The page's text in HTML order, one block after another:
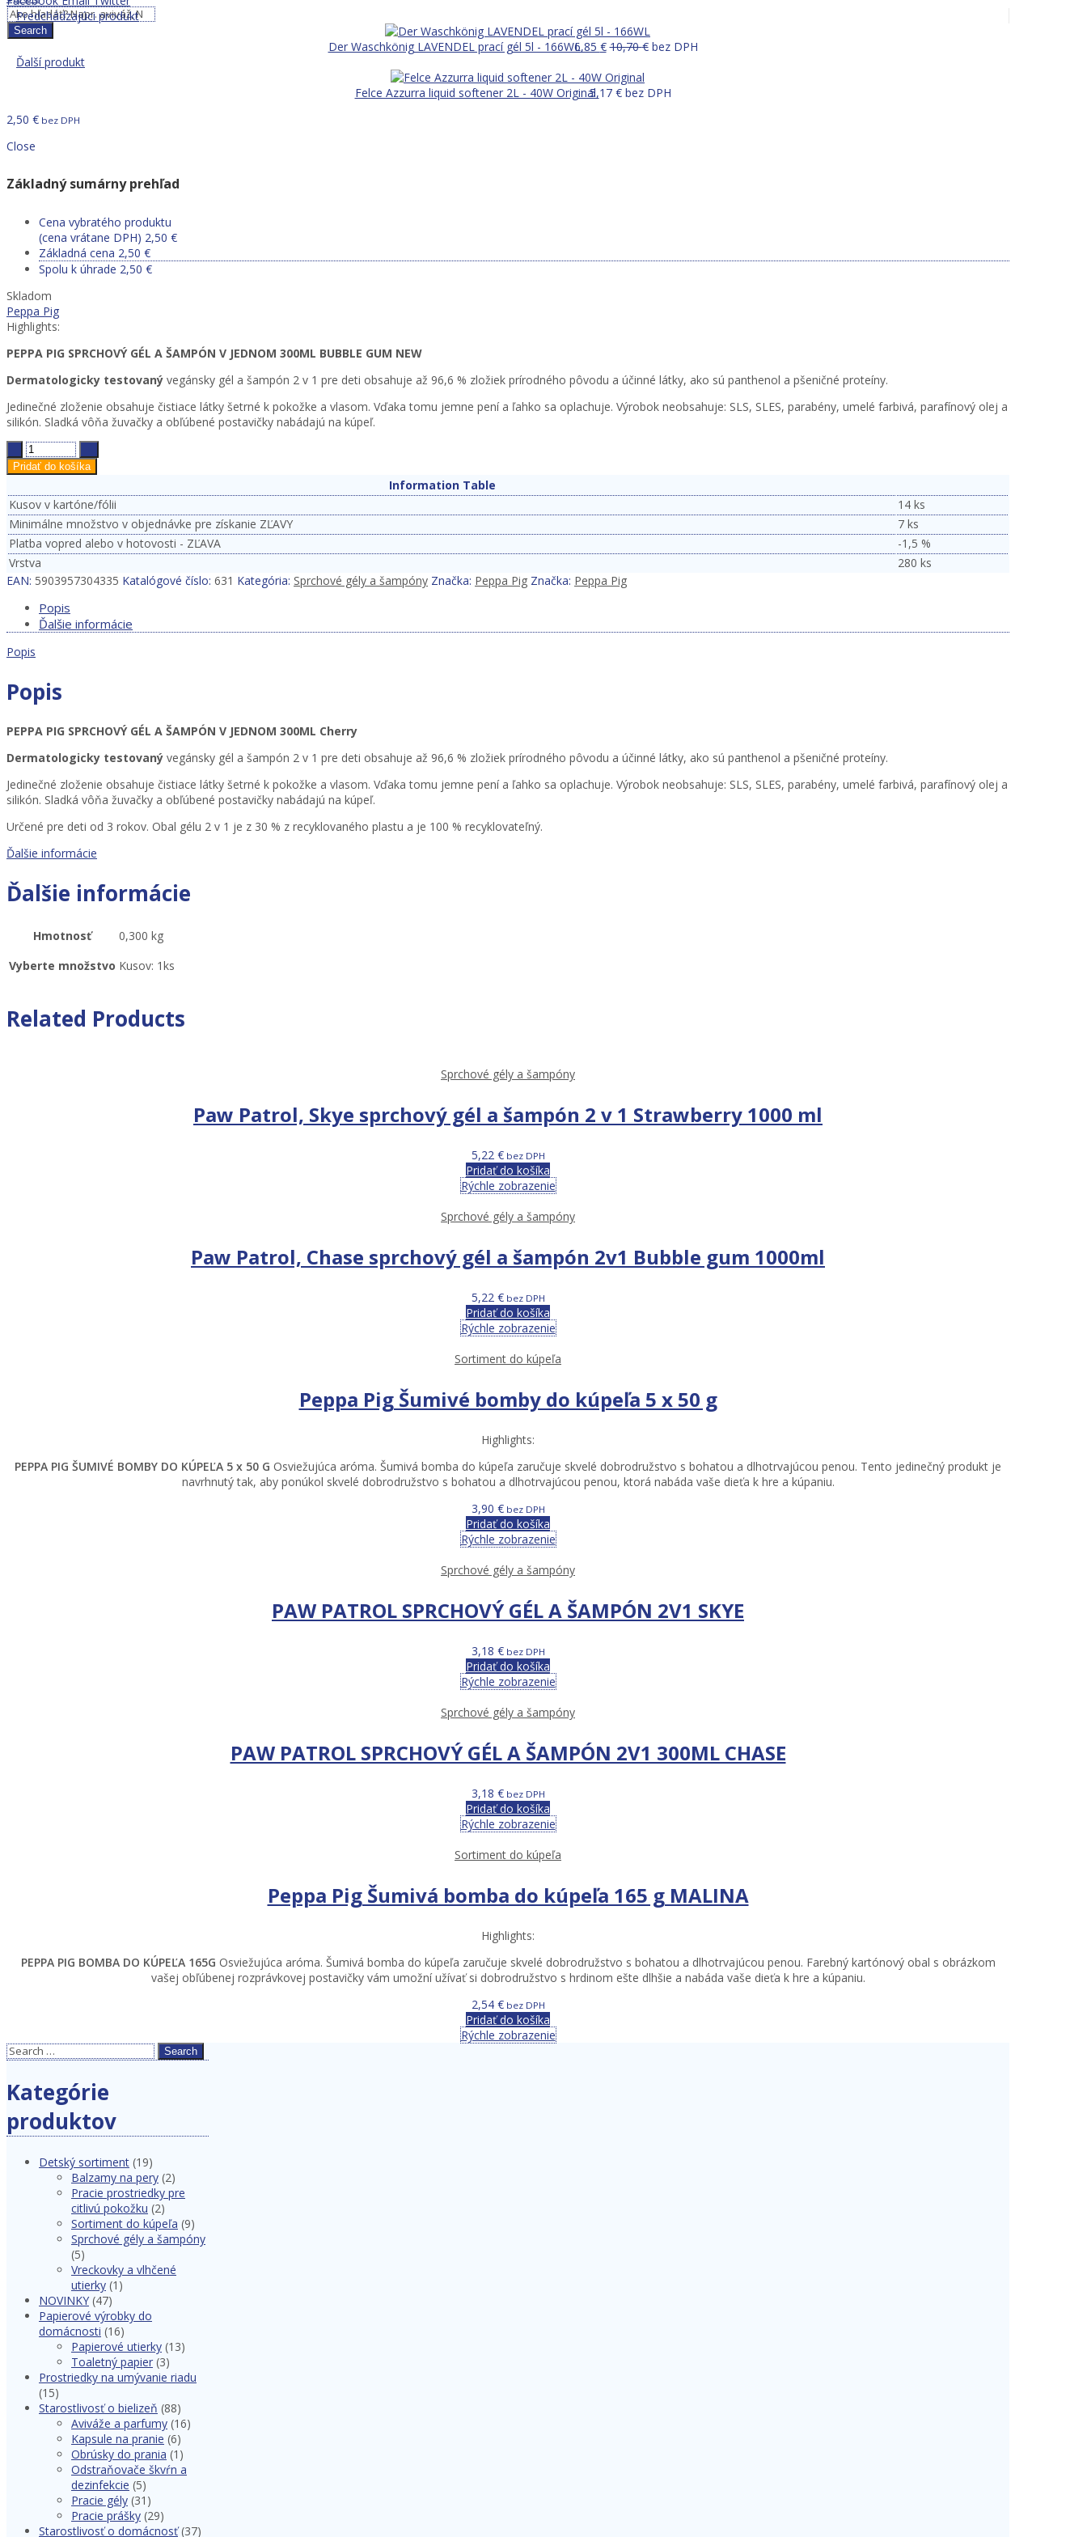
Search
Predchádzajúci produkt
Der Waschkönig LAVENDEL prací gél 5l - 166WL6,85 € 10,70€bez DPH
Ďalší produkt
Felce Azzurra liquid softener 2L - 40W Original5,17 €bez DPH
2,50 € bez DPH
Close
Základný sumárny prehľad
Cena vybratého produktu
(cena vrátane DPH) 2,50 €
Základná cena 2,50 €
Spolu k úhrade 2,50 €
Skladom
Peppa Pig
Highlights:
PEPPA PIG SPRCHOVÝ GÉL A ŠAMPÓN V JEDNOM 300ML BUBBLE GUM NEW
Dermatologicky testovaný vegánsky gél a šampón 2 v 1 pre deti obsahuje až 96,6 % zložiek prírodného pôvodu a účinné látky, ako sú panthenol a pšeničné proteíny.
Jedinečné zloženie obsahuje čistiace látky šetrné k pokožke a vlasom. Vďaka tomu jemne pení a ľahko sa oplachuje. Výrobok neobsahuje: SLS, SLES, parabény, umelé farbivá, parafínový olej a
silikón. Sladká vôňa žuvačky a obľúbené postavičky nabádajú na kúpeľ.
Peppa
Pig
Sprchový
gél
a
šampón
2in1
300
ml
Cherry
quantity
Pridať do košíka
Information Table
Kusov v kartóne/fólii
14 ks
Minimálne množstvo v objednávke pre získanie ZĽAVY
7 ks
Platba vopred alebo v hotovosti - ZĽAVA
-1,5 %
Vrstva
280 ks
EAN: 5903957304335 Katalógové číslo: 631 Kategória: Sprchové gély a šampóny Značka: Peppa Pig Značka: Peppa Pig
Popis
Ďalšie informácie
Popis
Popis
PEPPA PIG SPRCHOVÝ GÉL A ŠAMPÓN V JEDNOM 300ML Cherry
Dermatologicky testovaný vegánsky gél a šampón 2 v 1 pre deti obsahuje až 96,6 % zložiek prírodného pôvodu a účinné látky, ako sú panthenol a pšeničné proteíny.
Jedinečné zloženie obsahuje čistiace látky šetrné k pokožke a vlasom. Vďaka tomu jemne pení a ľahko sa oplachuje. Výrobok neobsahuje: SLS, SLES, parabény, umelé farbivá, parafínový olej a
silikón. Sladká vôňa žuvačky a obľúbené postavičky nabádajú na kúpeľ.
Určené pre deti od 3 rokov. Obal gélu 2 v 1 je z 30 % z recyklovaného plastu a je 100 % recyklovateľný.
Ďalšie informácie
Ďalšie informácie
Hmotnosť
0,300 kg
Vyberte množstvo Kusov: 1ks
Related Products
Sprchové gély a šampóny
Paw Patrol, Skye sprchový gél a šampón 2 v 1 Strawberry 1000 ml
5,22 €bez DPH
Pridať do košíka
Rýchle zobrazenie
Sprchové gély a šampóny
Paw Patrol, Chase sprchový gél a šampón 2v1 Bubble gum 1000ml
5,22 €bez DPH
Pridať do košíka
Rýchle zobrazenie
Sortiment do kúpeľa
Peppa Pig Šumivé bomby do kúpeľa 5 x 50 g
Highlights:
PEPPA PIG ŠUMIVÉ BOMBY DO KÚPEĽA 5 x 50 G Osviežujúca aróma. Šumivá bomba do kúpeľa zaručuje skvelé dobrodružstvo s bohatou a dlhotrvajúcou penou. Tento jedinečný produkt je
navrhnutý tak, aby ponúkol skvelé dobrodružstvo s bohatou a dlhotrvajúcou penou, ktorá nabáda vaše dieťa k hre a kúpaniu.
3,90 €bez DPH
Pridať do košíka
Rýchle zobrazenie
Sprchové gély a šampóny
PAW PATROL SPRCHOVÝ GÉL A ŠAMPÓN 2V1 SKYE
3,18 €bez DPH
Pridať do košíka
Rýchle zobrazenie
Sprchové gély a šampóny
PAW PATROL SPRCHOVÝ GÉL A ŠAMPÓN 2V1 300ML CHASE
3,18 €bez DPH
Pridať do košíka
Rýchle zobrazenie
Sortiment do kúpeľa
Peppa Pig Šumivá bomba do kúpeľa 165 g MALINA
Highlights:
PEPPA PIG BOMBA DO KÚPEĽA 165G Osviežujúca aróma. Šumivá bomba do kúpeľa zaručuje skvelé dobrodružstvo s bohatou a dlhotrvajúcou penou. Farebný kartónový obal s obrázkom
vašej obľúbenej rozprávkovej postavičky vám umožní užívať si dobrodružstvo s hrdinom ešte dlhšie a nabáda vaše dieťa k hre a kúpaniu.
2,54 €bez DPH
Pridať do košíka
Rýchle zobrazenie
Search
Kategórie
produktov
Detský sortiment (19)
Balzamy na pery (2)
Pracie prostriedky pre
citlivú pokožku (2)
Sortiment do kúpeľa (9)
Sprchové gély a šampóny
(5)
Vreckovky a vlhčené
utierky (1)
NOVINKY (47)
Papierové výrobky do
domácnosti (16)
Papierové utierky (13)
Toaletný papier (3)
Prostriedky na umývanie riadu
(15)
Starostlivosť o bielizeň (88)
Aviváže a parfumy (16)
Kapsule na pranie (6)
Obrúsky do prania (1)
Odstraňovače škvŕn a
dezinfekcie (5)
Pracie gély (31)
Pracie prášky (29)
Starostlivosť o domácnosť (37)